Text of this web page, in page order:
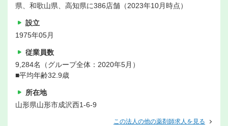
県、和歌山県、高知県に386店舗（2023年10月時点）
設立
1975年05月
従業員数
9,284名（グループ全体：2020年5月）
■平均年齢32.9歳
所在地
山形県山形市成沢西1-6-9
この法人の他の薬剤師求人を見る